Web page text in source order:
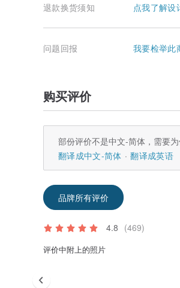
退款换货须知 点我了解设
问题回报 我要检举此
购买评价
部份评价不是中文-简体，需要
翻译成中文-简体
翻译成英语
品牌所有评价
4.8 (469)
评价中附上的照片